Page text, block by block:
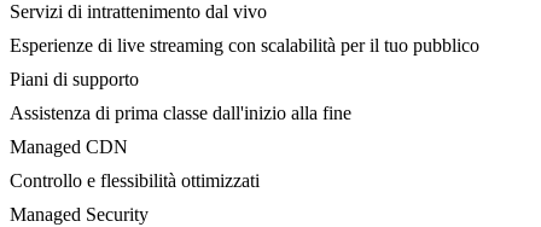
Servizi di intrattenimento dal vivo
Esperienze di live streaming con scalabilità per il tuo pubblico
Piani di supporto
Assistenza di prima classe dall'inizio alla fine
Managed CDN
Controllo e flessibilità ottimizzati
Managed Security